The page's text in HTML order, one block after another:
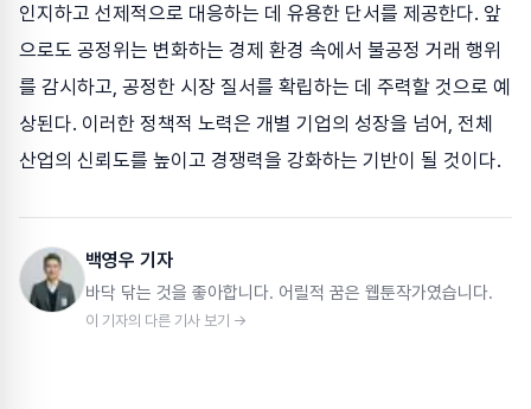
인지하고 선제적으로 대응하는 데 유용한 단서를 제공한다. 앞
으로도 공정위는 변화하는 경제 환경 속에서 불공정 거래 행위
를 감시하고, 공정한 시장 질서를 확립하는 데 주력할 것으로 예
상된다. 이러한 정책적 노력은 개별 기업의 성장을 넘어, 전체
산업의 신뢰도를 높이고 경쟁력을 강화하는 기반이 될 것이다.
백영우 기자
바닥 닦는 것을 좋아합니다. 어릴적 꿈은 웹툰작가였습니다.
이 기자의 다른 기사 보기 →